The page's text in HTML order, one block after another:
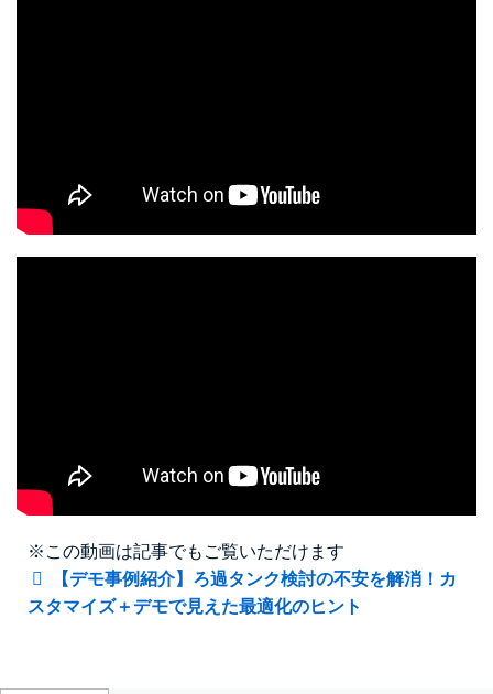
※この動画は記事でもご覧いただけます
【デモ事例紹介】ろ過タンク検討の不安を解消！カ
スタマイズ＋デモで見えた最適化のヒント